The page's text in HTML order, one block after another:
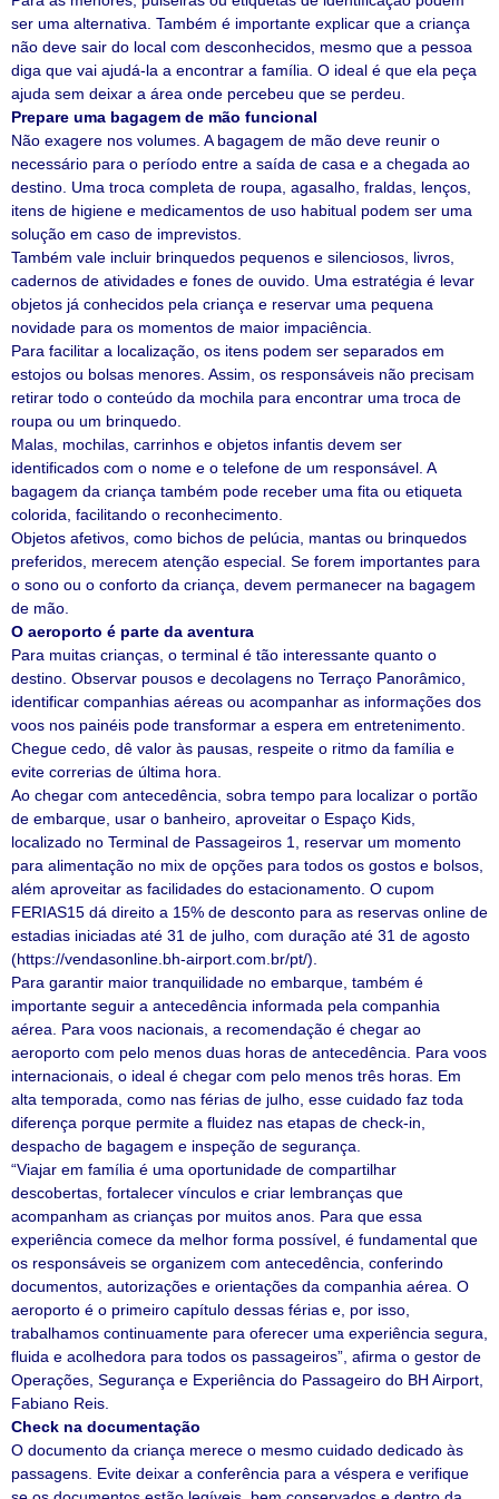
ser uma alternativa. Também é importante explicar que a criança
não deve sair do local com desconhecidos, mesmo que a pessoa
diga que vai ajudá-la a encontrar a família. O ideal é que ela peça
ajuda sem deixar a área onde percebeu que se perdeu.
Prepare uma bagagem de mão funcional
Não exagere nos volumes. A bagagem de mão deve reunir o
necessário para o período entre a saída de casa e a chegada ao
destino. Uma troca completa de roupa, agasalho, fraldas, lenços,
itens de higiene e medicamentos de uso habitual podem ser uma
solução em caso de imprevistos.
Também vale incluir brinquedos pequenos e silenciosos, livros,
cadernos de atividades e fones de ouvido. Uma estratégia é levar
objetos já conhecidos pela criança e reservar uma pequena
novidade para os momentos de maior impaciência.
Para facilitar a localização, os itens podem ser separados em
estojos ou bolsas menores. Assim, os responsáveis não precisam
retirar todo o conteúdo da mochila para encontrar uma troca de
roupa ou um brinquedo.
Malas, mochilas, carrinhos e objetos infantis devem ser
identificados com o nome e o telefone de um responsável. A
bagagem da criança também pode receber uma fita ou etiqueta
colorida, facilitando o reconhecimento.
Objetos afetivos, como bichos de pelúcia, mantas ou brinquedos
preferidos, merecem atenção especial. Se forem importantes para
o sono ou o conforto da criança, devem permanecer na bagagem
de mão.
O aeroporto é parte da aventura
Para muitas crianças, o terminal é tão interessante quanto o
destino. Observar pousos e decolagens no Terraço Panorâmico,
identificar companhias aéreas ou acompanhar as informações dos
voos nos painéis pode transformar a espera em entretenimento.
Chegue cedo, dê valor às pausas, respeite o ritmo da família e
evite correrias de última hora.
Ao chegar com antecedência, sobra tempo para localizar o portão
de embarque, usar o banheiro, aproveitar o Espaço Kids,
localizado no Terminal de Passageiros 1, reservar um momento
para alimentação no mix de opções para todos os gostos e bolsos,
além aproveitar as facilidades do estacionamento. O cupom
FERIAS15 dá direito a 15% de desconto para as reservas online de
estadias iniciadas até 31 de julho, com duração até 31 de agosto
(https://vendasonline.bh-airport.com.br/pt/).
Para garantir maior tranquilidade no embarque, também é
importante seguir a antecedência informada pela companhia
aérea. Para voos nacionais, a recomendação é chegar ao
aeroporto com pelo menos duas horas de antecedência. Para voos
internacionais, o ideal é chegar com pelo menos três horas. Em
alta temporada, como nas férias de julho, esse cuidado faz toda
diferença porque permite a fluidez nas etapas de check-in,
despacho de bagagem e inspeção de segurança.
“Viajar em família é uma oportunidade de compartilhar
descobertas, fortalecer vínculos e criar lembranças que
acompanham as crianças por muitos anos. Para que essa
experiência comece da melhor forma possível, é fundamental que
os responsáveis se organizem com antecedência, conferindo
documentos, autorizações e orientações da companhia aérea. O
aeroporto é o primeiro capítulo dessas férias e, por isso,
trabalhamos continuamente para oferecer uma experiência segura,
fluida e acolhedora para todos os passageiros”, afirma o gestor de
Operações, Segurança e Experiência do Passageiro do BH Airport,
Fabiano Reis.
Check na documentação
O documento da criança merece o mesmo cuidado dedicado às
passagens. Evite deixar a conferência para a véspera e verifique